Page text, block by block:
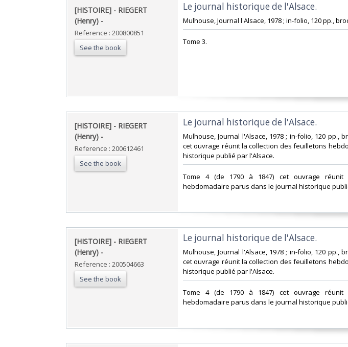
‎[HISTOIRE] - RIEGERT
(Henry) - ‎
Reference : 200800851
See the book
‎Le journal historique de l'Alsace. ‎
‎Mulhouse, Journal l'Alsace, 1978 ; in-folio, 120 pp.,
‎Tome 3.‎
‎[HISTOIRE] - RIEGERT
(Henry) - ‎
Reference : 200612461
See the book
‎Le journal historique de l'Alsace. ‎
‎Mulhouse, Journal l'Alsace, 1978 ; in-folio, 120 pp.,
cet ouvrage réunit la collection des feuilletons
historique publié par l'Alsace.‎
‎Tome 4 (de 1790 à 1847) cet ouvrage réunit
hebdomadaire parus dans le journal historique
‎[HISTOIRE] - RIEGERT
(Henry) - ‎
Reference : 200504663
See the book
‎Le journal historique de l'Alsace. ‎
‎Mulhouse, Journal l'Alsace, 1978 ; in-folio, 120 pp.,
cet ouvrage réunit la collection des feuilletons
historique publié par l'Alsace.‎
‎Tome 4 (de 1790 à 1847) cet ouvrage réunit
hebdomadaire parus dans le journal historique